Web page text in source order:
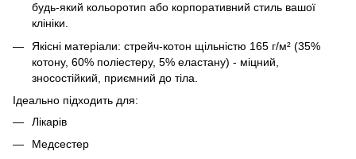
будь-який кольоротип або корпоративний стиль вашої
клініки.
Якісні матеріали: стрейч-котон щільністю 165 г/м² (35%
котону, 60% поліестеру, 5% еластану) - міцний,
зносостійкий, приємний до тіла.
Ідеально підходить для:
Лікарів
Медсестер